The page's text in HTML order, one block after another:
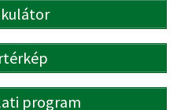
program